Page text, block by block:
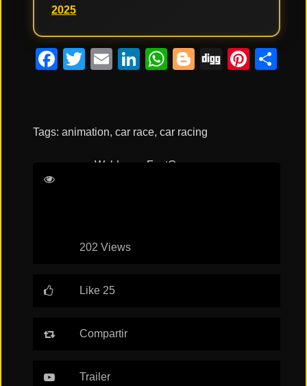
2025
Facebook
Twitter
EmailLinkedIn
WhatsApp
Blogger
Digg
Tags: animation, car race, car racing
Waldemar FastGemma
202 Views
Like 25
Compartir
Trailer